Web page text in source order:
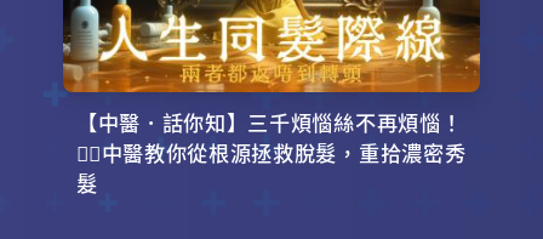
【中醫．話你知】三千煩惱絲不再煩惱！
💇‍♂️中醫教你從根源拯救脫髮，重拾濃密秀
髮